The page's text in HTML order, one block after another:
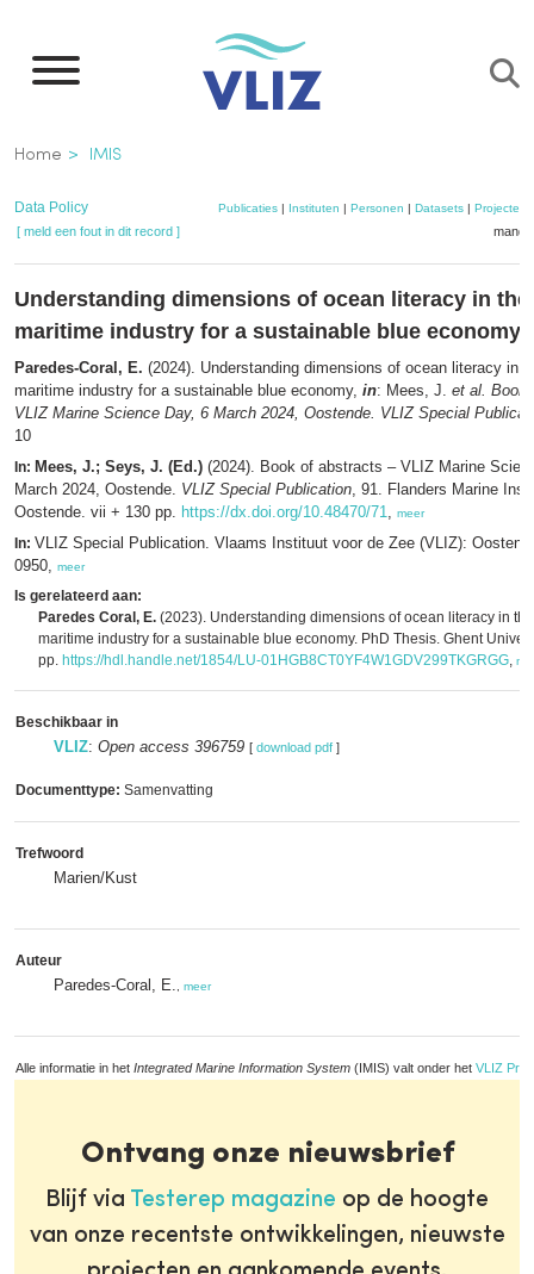
naar
inhoud
gaan
Kruimelpad
Home IMIS
Data Policy Publicaties | Instituten | Personen | Datasets | Projecten
[ meld een fout in dit record ]
Understanding dimensions of ocean literacy in the
maritime industry for a sustainable blue economy
Paredes-Coral, E. (2024). Understanding dimensions of ocean literacy in
maritime industry for a sustainable blue economy, in: Mees, J. et al. Book
VLIZ Marine Science Day, 6 March 2024, Oostende. VLIZ Special
10
In: Mees, J.; Seys, J. (Ed.) (2024). Book of abstracts – VLIZ Marine
March 2024, Oostende. VLIZ Special Publication, 91. Flanders Marine
Oostende. vii + 130 pp. https://dx.doi.org/10.48470/71, meer
In: VLIZ Special Publication. Vlaams Instituut voor de Zee (VLIZ):
0950, meer
Is gerelateerd aan:
Paredes Coral, E. (2023). Understanding dimensions of ocean literacy in
maritime industry for a sustainable blue economy. PhD Thesis. Ghent
pp. https://hdl.handle.net/1854/LU-01HGB8CT0YF4W1GDV299TKGRGG,
Beschikbaar in
VLIZ: Open access 396759 [ download pdf ]
Documenttype: Samenvatting
Trefwoord
Marien/Kust
Auteur
Paredes-Coral, E. meer
Alle informatie in het Integrated Marine Information System (IMIS) valt onder het VLIZ
Ontvang onze nieuwsbrief
Blijf via Testerep magazine op de hoogte
van onze recentste ontwikkelingen, nieuwste